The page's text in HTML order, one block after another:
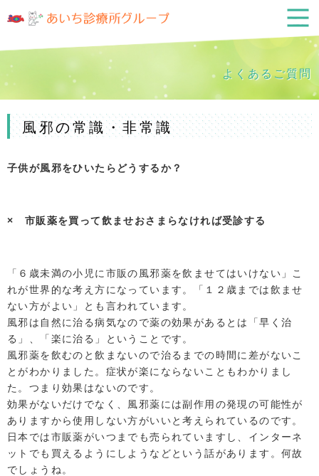
よくあるご質問
風邪の常識・非常識
子供が風邪をひいたらどうするか？
× 市販薬を買って飲ませおさまらなければ受診する
「６歳未満の小児に市販の風邪薬を飲ませてはいけない」こ
れが世界的な考え方になっています。「１２歳までは飲ませ
ない方がよい」とも言われています。
風邪は自然に治る病気なので薬の効果があるとは「早く治
る」、「楽に治る」ということです。
風邪薬を飲むのと飲まないので治るまでの時間に差がないこ
とがわかりました。症状が楽にならないこともわかりまし
た。つまり効果はないのです。
効果がないだけでなく、風邪薬には副作用の発現の可能性が
ありますから使用しない方がいいと考えられているのです。
日本では市販薬がいつまでも売られていますし、インターネ
ットでも買えるようにしようなどという話があります。何故
でしょうね。